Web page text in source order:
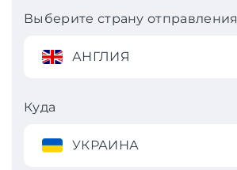
Выберите страну отправления
АНГЛИЯ
Куда
УКРАИНА